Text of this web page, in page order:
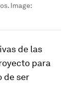
Image:
de las
para
de ser